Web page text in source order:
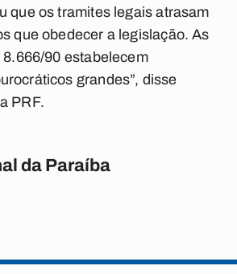
que os tramites legais atrasam
que obedecer a legislação. As
90 estabelecem
grandes”, disse
PRF.
da Paraíba